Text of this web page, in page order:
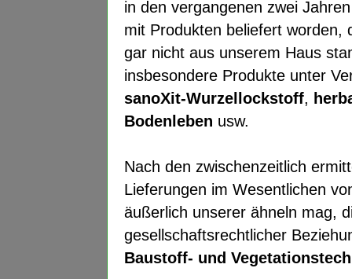
Wie die Wegwarte, die mit
unseren Wegen und Straßen
sein. Daher stehen wir Ihnen
Flächenbegrünung,
sanierung zur Seite.
in den vergangenen zwei
mit Produkten beliefert worden,
gar nicht aus unserem Haus
insbesondere Produkte unter
sanoXit-Wurzellockstoff,
Bodenleben usw.
Nach den zwischenzeitlich
Lieferungen im Wesentlichen
äußerlich unserer ähneln mag,
gesellschaftsrechtlicher
Baustoff- und